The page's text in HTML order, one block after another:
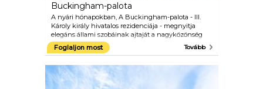
Buckingham-palota
A nyári hónapokban, A Buckingham-palota - III.
Károly király hivatalos rezidenciája - megnyitja
elegáns állami szobáinak ajtaját a nagyközönség
előtt. Valamint nagyon divatos hátteret bizonyít
számos hivatalos királyi elkötelezettség számára, a
tartalmazzák, beleértve a festményeket is, szobrok
és finom francia bútorok.
Foglaljon most Tovább